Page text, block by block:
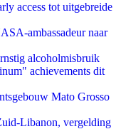
access tot uitgebreide
ambassadeur naar
alcoholmisbruik
achievements dit
Mato Grosso
Libanon, vergelding